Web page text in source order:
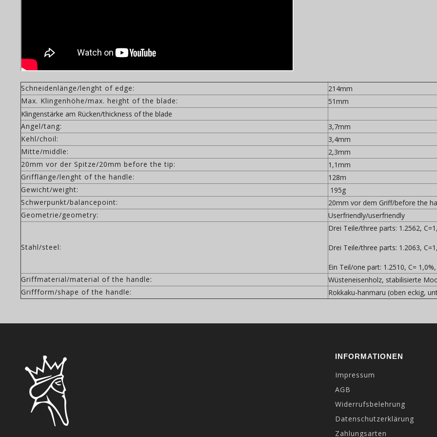
Schneidenlänge/lenght of edge:
214mm
Max. Klingenhöhe/max. height of the blade:
51mm
Klingenstärke am Rücken/thickness of the blade
Angel/tang:
3,7mm
Kehl/choil:
3,4mm
Mitte/middle:
2,3mm
20mm vor der Spitze/20mm before the tip:
1,1mm
Grifflänge/lenght of the handle:
128m
Gewicht/weight:
195g
Schwerpunkt/balancepoint:
20mm vor dem Griff/before the
Geometrie/geometry:
Userfriendly/userfriendly
Stahl/steel:
Drei Teile/three parts: 1.2562,
Drei Teile/three parts: 1.2063,
Ein Teil/one part: 1.2510, C=
Griffmaterial/material of the handle:
Wüsteneisenholz, stabilisierte
Griffform/shape of the handle:
Rokkaku-hanmaru (oben eckig,
INFORMATIONEN
Impressum
AGB
Widerrufsbelehrung
Datenschutzerklärung
Zahlungsarten